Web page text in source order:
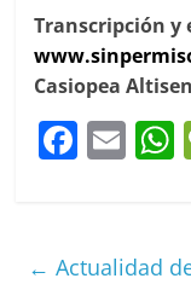
Transcripción y
Casiopea
F
e
E
l
← Actualidad